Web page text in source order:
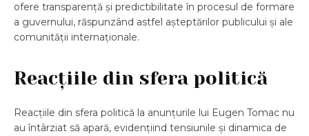
ofere transparență și predictibilitate în procesul de formare
a guvernului, răspunzând astfel așteptărilor publicului și ale
comunității internaționale.
Reacțiile din sfera politică
Reacțiile din sfera politică la anunțurile lui Eugen Tomac nu
au întârziat să apară, evidențiind tensiunile și dinamica de